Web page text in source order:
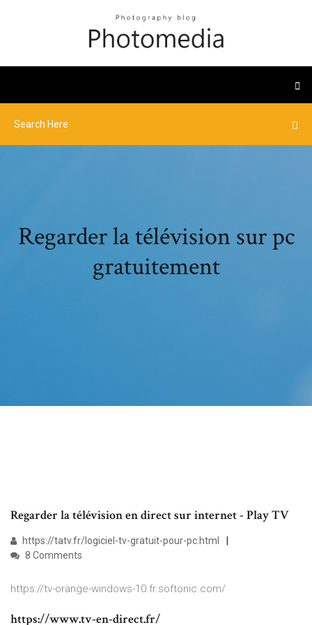
Regarder la télévision sur pc
gratuitement
Regarder la télévision en direct sur internet - Play TV
https://tatv.fr/logiciel-tv-gratuit-pour-pc.html
8 Comments
https://tv-orange-windows-10.fr.softonic.com/
https://www.tv-en-direct.fr/